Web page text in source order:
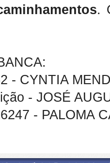
.
- CYNTIA
- JOSÉ
- PALOMA